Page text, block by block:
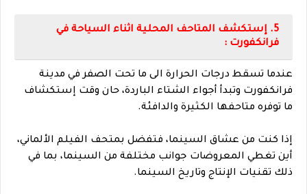
5. إستكشف المتاحف المحلية اثناء السياحة في
فرانكفورت :
عندما تسقط درجات الحرارة الى ما تحت الصفر في مدينة
فرانكفورت وتبدأ أجواء الشتاء الباردة، حان وقت إستكشاف
ما توفره متاحفها الكثيرة والدافئة.
إذا كنت من عشاق السينما، فتفضل بمتحف الفيلم الألماني،
أين تغطي المعروضات جوانب مختلفة من السينما، بما في
ذلك تقنيات الإنتاج وتاريخ السينما.